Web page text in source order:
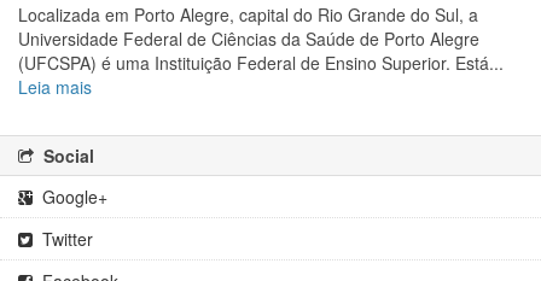
Localizada em Porto Alegre, capital do Rio Grande do Sul, a
Universidade Federal de Ciências da Saúde de Porto Alegre
(UFCSPA) é uma Instituição Federal de Ensino Superior. Está...
Leia mais
Social
Google+
Twitter